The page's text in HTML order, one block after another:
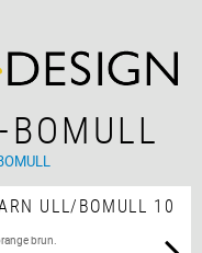
ULL/BOMULL 10
brun.